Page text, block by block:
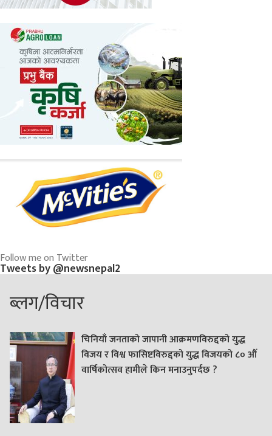
Follow me on Twitter
Tweets by @newsnepal2
ब्लग/विचार
चिनियाँ जनताको जापानी आक्रमणविरुद्दको युद्ध
विजय र विश्व फासिष्टविरुद्दको युद्ध विजयको ८० औं
वार्षिकोत्सव हामीले किन मनाउनुपर्दछ ?